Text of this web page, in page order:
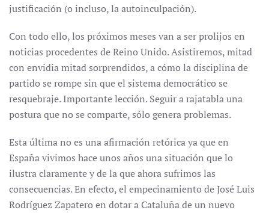
justificación (o incluso, la autoinculpación).
Con todo ello, los próximos meses van a ser prolijos en
noticias procedentes de Reino Unido. Asistiremos, mitad
con envidia mitad sorprendidos, a cómo la disciplina de
partido se rompe sin que el sistema democrático se
resquebraje. Importante lección. Seguir a rajatabla una
postura que no se comparte, sólo genera problemas.
Esta última no es una afirmación retórica ya que en
España vivimos hace unos años una situación que lo
ilustra claramente y de la que ahora sufrimos las
consecuencias. En efecto, el empecinamiento de José Luis
Rodríguez Zapatero en dotar a Cataluña de un nuevo